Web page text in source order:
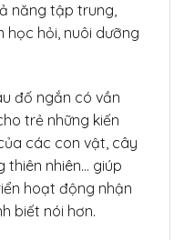
năng tập trung,
học hỏi, nuôi dưỡng
đố ngắn có vần
trẻ những kiến
các con vật, cây
thiên nhiên… giúp
hoạt động nhận
biết nói hơn.